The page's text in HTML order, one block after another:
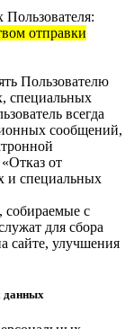
отправки
Пользователю
специальных
всегда
сообщений,
от
и специальных
собираемые с
для сбора
сайте, улучшения
данных